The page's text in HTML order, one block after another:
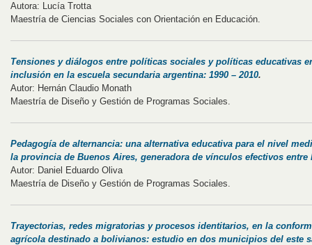
Autora: Lucía Trotta
Maestría de Ciencias Sociales con Orientación en Educación.
Tensiones y diálogos entre políticas sociales y políticas educativas
inclusión en la escuela secundaria argentina: 1990 – 2010.
Autor: Hernán Claudio Monath
Maestría de Diseño y Gestión de Programas Sociales.
Pedagogía de alternancia: una alternativa educativa para el nivel
la provincia de Buenos Aires, generadora de vínculos efectivos
Autor: Daniel Eduardo Oliva
Maestría de Diseño y Gestión de Programas Sociales.
Trayectorias, redes migratorias y procesos identitarios, en la
agrícola destinado a bolivianos: estudio en dos municipios del este